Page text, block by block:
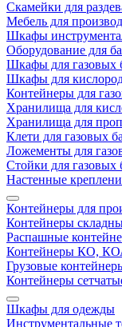
Скамейки для
Мебель для
Шкафы
Оборудование для
Шкафы для газовых
Шкафы для
Контейнеры для
Хранилища для
Хранилища для
Клети для газовых
Ложементы для
Стойки для газовых
Настенные
Контейнеры для
Контейнеры
Распашные
Контейнеры КО,
Грузовые
Контейнеры
Шкафы для одежды
Инструментальные